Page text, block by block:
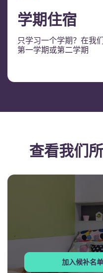
学期住宿
只学习一个学期？在我
第一学期或第二学期
查看我们
加入候补名单